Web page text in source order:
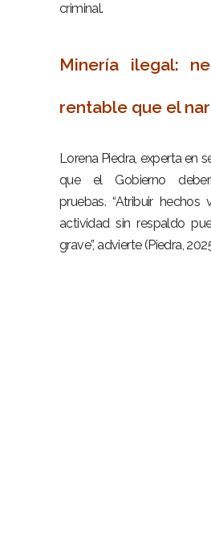
criminal.
Minería ilegal:
rentable que el
Lorena Piedra, experta en
que el Gobierno
pruebas. “Atribuir
actividad sin respaldo
grave”, advierte (Piedra,